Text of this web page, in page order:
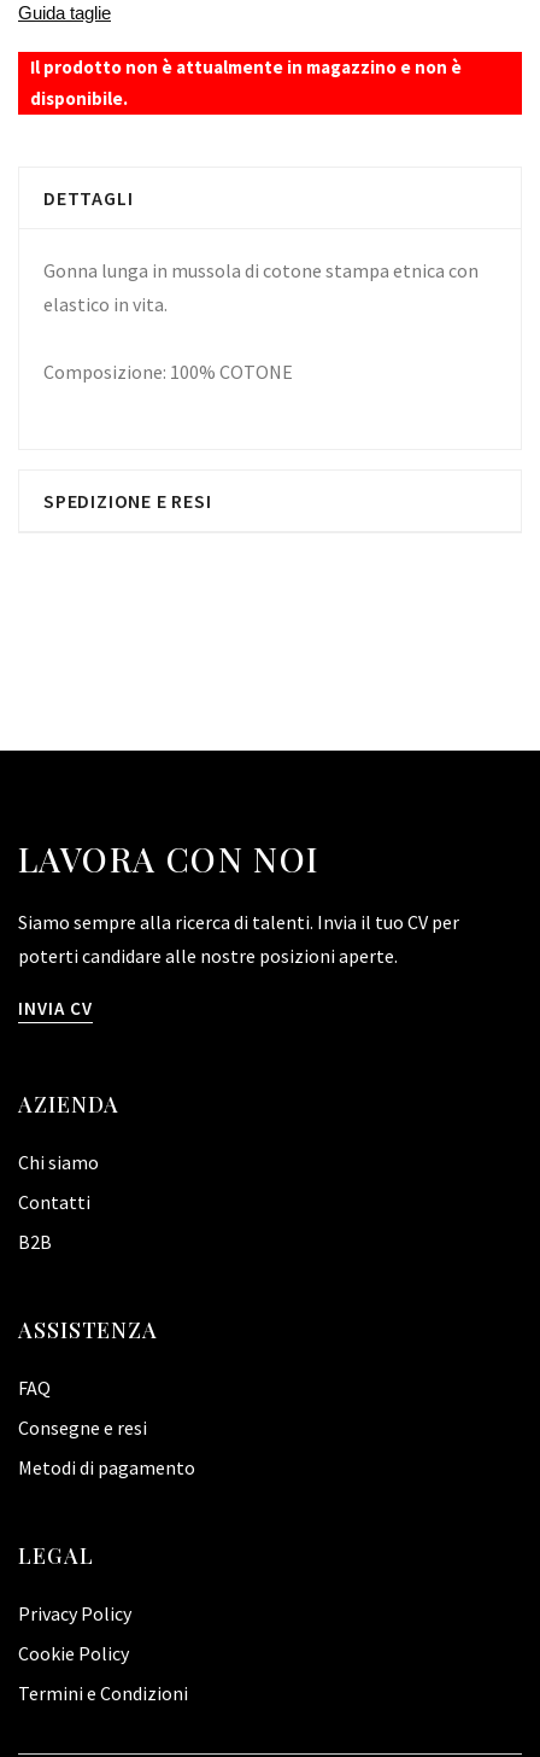
Guida taglie
Il prodotto non è attualmente in magazzino e non è
disponibile.
DETTAGLI
Gonna lunga in mussola di cotone stampa etnica con
elastico in vita.
Composizione: 100% COTONE
SPEDIZIONE E RESI
LAVORA CON NOI
Siamo sempre alla ricerca di talenti. Invia il tuo CV per
poterti candidare alle nostre posizioni aperte.
INVIA CV
AZIENDA
Chi siamo
Contatti
B2B
ASSISTENZA
FAQ
Consegne e resi
Metodi di pagamento
LEGAL
Privacy Policy
Cookie Policy
Termini e Condizioni